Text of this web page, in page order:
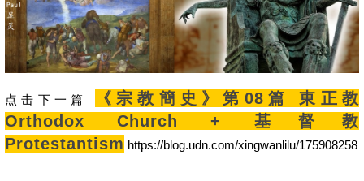
点击下一篇
《宗教簡史》第08篇 東正教
Orthodox Church + 基督教
Protestantism https://blog.udn.com/xingwanlilu/175908258